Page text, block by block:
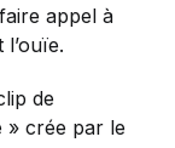
appel à
de
» crée par le